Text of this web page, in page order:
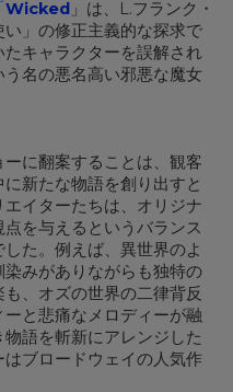
「Wicked 」は、L.フランク・
」の修正主義的な探求で
キャラクターを誤解され
名の悪名高い邪悪な魔女
に翻案することは、観客
新たな物語を創り出すと
イターたちは、オリジナ
を与えるというバランス
た。例えば、異世界のよ
みがありながらも独特の
、オズの世界の二律背反
と悲痛なメロディーが融
語を斬新にアレンジした
ブロードウェイの人気作